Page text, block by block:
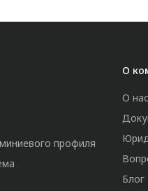
профиля
О
О нас
Блог